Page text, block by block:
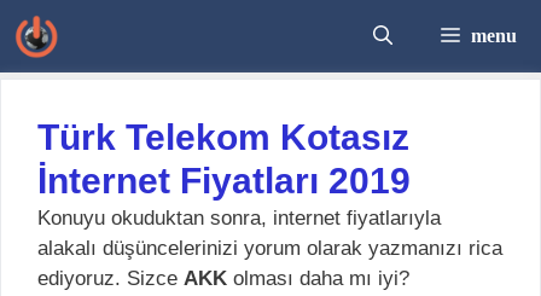
İçeriğe
atla
menu
Türk Telekom Kotasız
İnternet Fiyatları 2019
Konuyu okuduktan sonra, internet fiyatlarıyla
alakalı düşüncelerinizi yorum olarak yazmanızı rica
ediyoruz. Sizce AKK olması daha mı iyi?